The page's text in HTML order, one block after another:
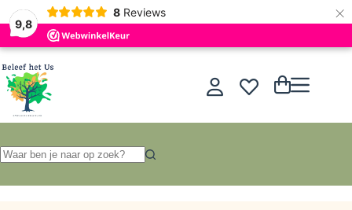
9,8
8 Reviews ×
Ga
naar
de
inhoud
Winkelwagen
resultaten